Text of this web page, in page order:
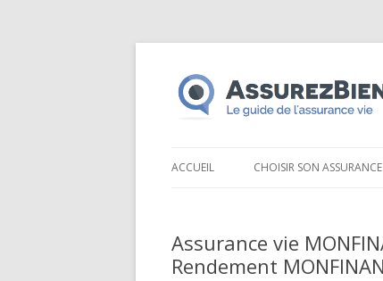
ACCUEIL CHOISIR SON ASSURANCE
Assurance vie
Rendement